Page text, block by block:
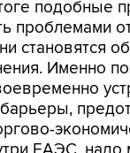
становятся
Именно
ЕАЭС, надо
риски и